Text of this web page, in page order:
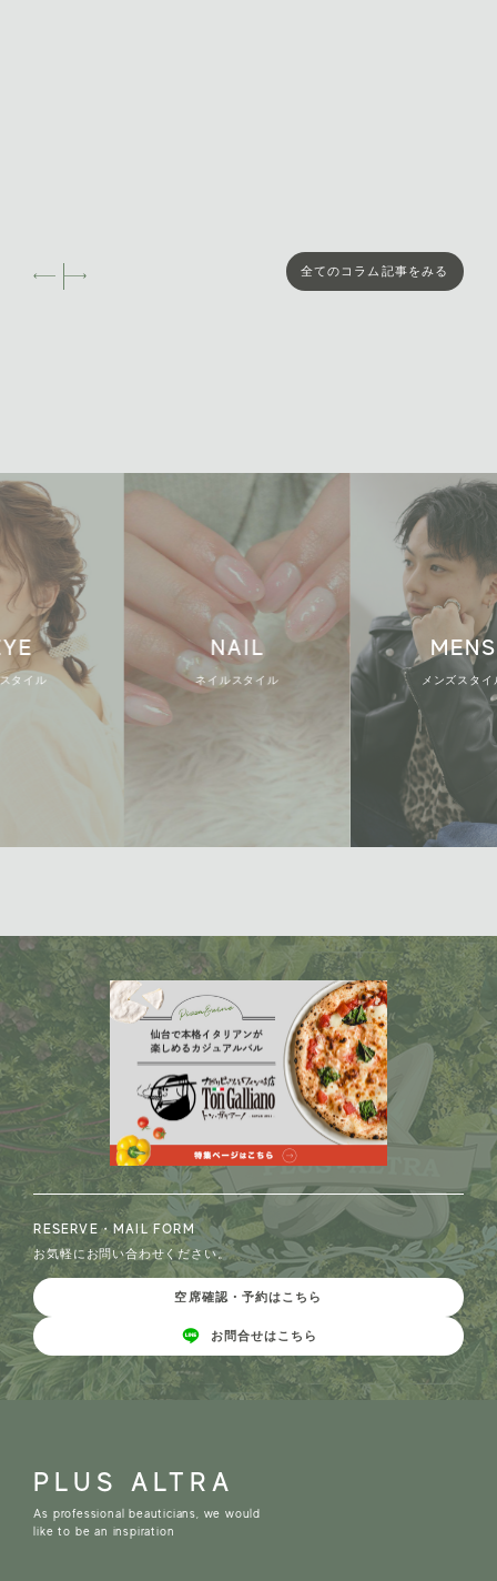
全てのコラム記事をみる
NAIL
ネイルスタイル
MENS
メンズスタイル
PLUS ALTRA
As professional beauticians, we would
like to be an inspiration
RESERVE・MAIL FORM
お気軽にお問い合わせください。
空席確認・予約はこちら
お問合せはこちら